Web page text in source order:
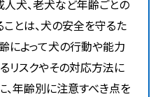
人犬、老犬など年齢ごとの
とは、犬の安全を守るた
によって犬の行動や能力
リスクやその対応方法に
、年齢別に注意すべき点を